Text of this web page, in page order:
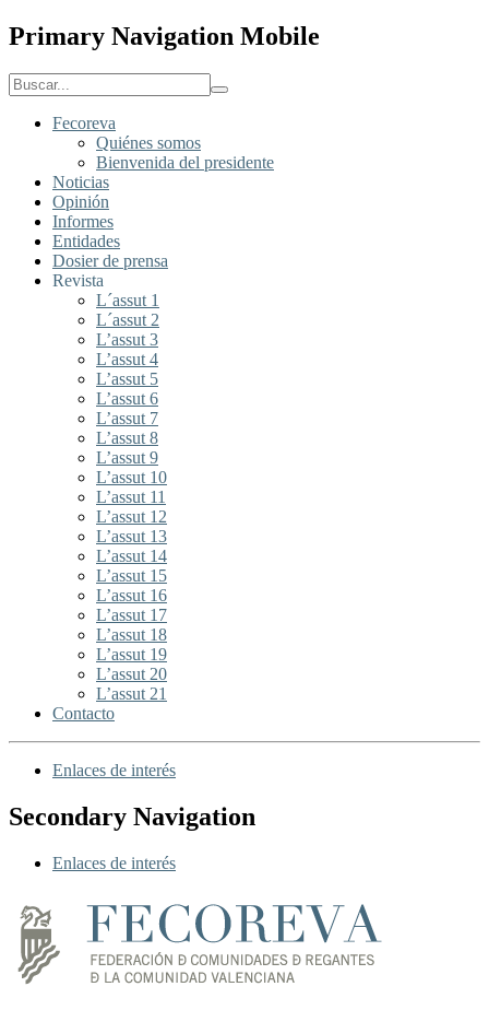
Primary Navigation Mobile
Fecoreva
Quiénes somos
Bienvenida del presidente
Noticias
Opinión
Informes
Entidades
Dosier de prensa
Revista
L´assut 1
L´assut 2
L’assut 3
L’assut 4
L’assut 5
L’assut 6
L’assut 7
L’assut 8
L’assut 9
L’assut 10
L’assut 11
L’assut 12
L’assut 13
L’assut 14
L’assut 15
L’assut 16
L’assut 17
L’assut 18
L’assut 19
L’assut 20
L’assut 21
Contacto
Enlaces de interés
Secondary Navigation
Enlaces de interés